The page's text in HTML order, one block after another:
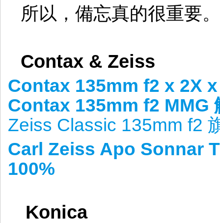
所以，備忘真的很重要。
Contax & Zeiss
Contax 135mm f2 x 2X
Contax 135mm f2 MMG
Zeiss Classic 135mm f2
Carl Zeiss Apo Sonnar
100%
Konica